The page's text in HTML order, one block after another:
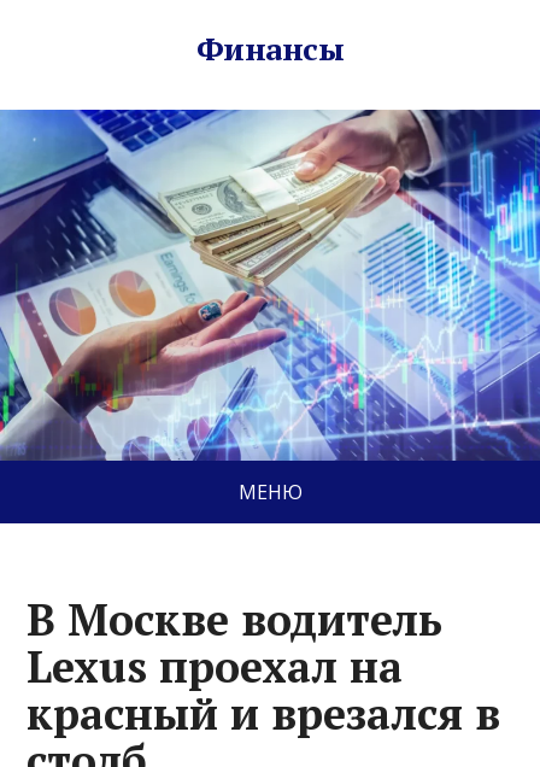
Финансы
МЕНЮ
В Москве водитель
Lexus проехал на
красный и врезался в